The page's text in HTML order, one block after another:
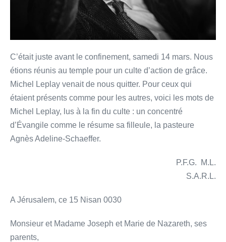
C’était juste avant le confinement, samedi 14 mars. Nous
étions réunis au temple pour un culte d’action de grâce.
Michel Leplay venait de nous quitter. Pour ceux qui
étaient présents comme pour les autres, voici les mots de
Michel Leplay, lus à la fin du culte : un concentré
d’Évangile comme le résume sa filleule, la pasteure
Agnès Adeline-Schaeffer.
P.F.G. M.L.
S.A.R.L.
A Jérusalem, ce 15 Nisan 0030
Monsieur et Madame Joseph et Marie de Nazareth, ses
parents,